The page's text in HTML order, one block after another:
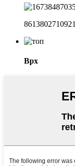
8613802710921
Врх